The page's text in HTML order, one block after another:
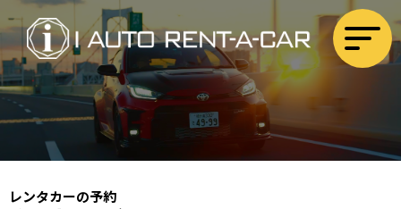
レンタカーの予約